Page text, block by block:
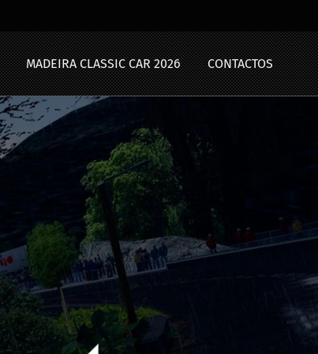
MADEIRA CLASSIC CAR 2026 CONTACTOS